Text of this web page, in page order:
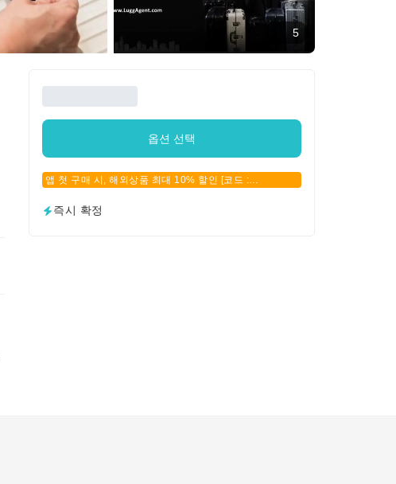
5
옵션 선택
앱 첫 구매 시, 해외상품 최대 10% 할인 [코드 :
즉시 확정